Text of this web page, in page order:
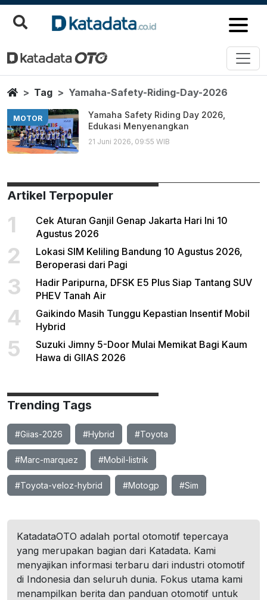
Yamaha Safety Riding Day
Berita Terbaru
HomeTag Yamaha-Safety-Riding-Day-2026
MOTOR
Yamaha Safety Riding Day 2026,
Edukasi Menyenangkan
21 Juni 2026, 09:55 WIB
Artikel Terpopuler
1
Cek Aturan Ganjil Genap Jakarta Hari Ini 10
Agustus 2026
2
Lokasi SIM Keliling Bandung 10 Agustus 2026,
Beroperasi dari Pagi
3
Hadir Paripurna, DFSK E5 Plus Siap Tantang SUV
PHEV Tanah Air
4
Gaikindo Masih Tunggu Kepastian Insentif Mobil
Hybrid
5
Suzuki Jimny 5-Door Mulai Memikat Bagi Kaum
Hawa di GIIAS 2026
Trending Tags
#Giias-2026 #Hybrid #Toyota
#Marc-marquez #Mobil-listrik
#Toyota-veloz-hybrid #Motogp #Sim
KatadataOTO adalah portal otomotif tepercaya
yang merupakan bagian dari Katadata. Kami
menyajikan informasi terbaru dari industri otomotif
di Indonesia dan seluruh dunia. Fokus utama kami
menampilkan berita dan panduan otomotif untuk